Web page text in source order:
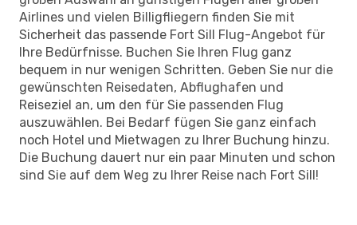
Airlines und vielen Billigfliegern finden Sie mit
Sicherheit das passende Fort Sill Flug-Angebot für
Ihre Bedürfnisse. Buchen Sie Ihren Flug ganz
bequem in nur wenigen Schritten. Geben Sie nur die
gewünschten Reisedaten, Abflughafen und
Reiseziel an, um den für Sie passenden Flug
auszuwählen. Bei Bedarf fügen Sie ganz einfach
noch Hotel und Mietwagen zu Ihrer Buchung hinzu.
Die Buchung dauert nur ein paar Minuten und schon
sind Sie auf dem Weg zu Ihrer Reise nach Fort Sill!